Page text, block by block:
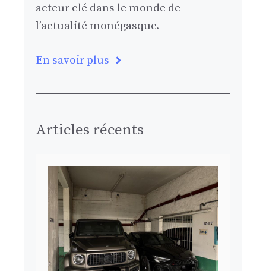
acteur clé dans le monde de
l’actualité monégasque.
En savoir plus
Articles récents